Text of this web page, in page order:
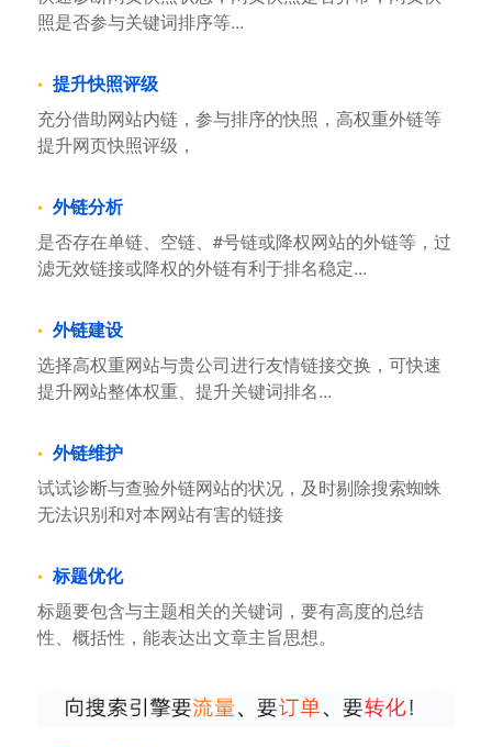
照是否参与关键词排序等...
提升快照评级
充分借助网站内链，参与排序的快照，高权重外链等
提升网页快照评级，
外链分析
是否存在单链、空链、#号链或降权网站的外链等，过
滤无效链接或降权的外链有利于排名稳定...
外链建设
选择高权重网站与贵公司进行友情链接交换，可快速
提升网站整体权重、提升关键词排名...
外链维护
试试诊断与查验外链网站的状况，及时剔除搜索蜘蛛
无法识别和对本网站有害的链接
标题优化
标题要包含与主题相关的关键词，要有高度的总结
性、概括性，能表达出文章主旨思想。